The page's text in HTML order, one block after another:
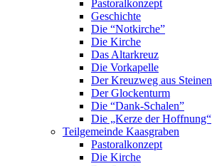
Pastoralkonzept
Geschichte
Die “Notkirche”
Die Kirche
Das Altarkreuz
Die Vorkapelle
Der Kreuzweg aus Steinen
Der Glockenturm
Die “Dank-Schalen”
Die „Kerze der Hoffnung“
Teilgemeinde Kaasgraben
Pastoralkonzept
Die Kirche